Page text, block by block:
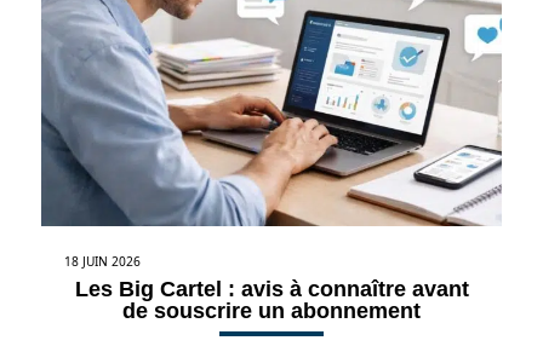
18 JUIN 2026
Les Big Cartel : avis à connaître avant
de souscrire un abonnement